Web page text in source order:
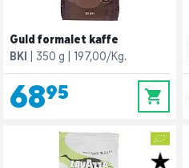
Guld formalet kaffe
BKI
350 g 197,00/Kg.
68,95 0